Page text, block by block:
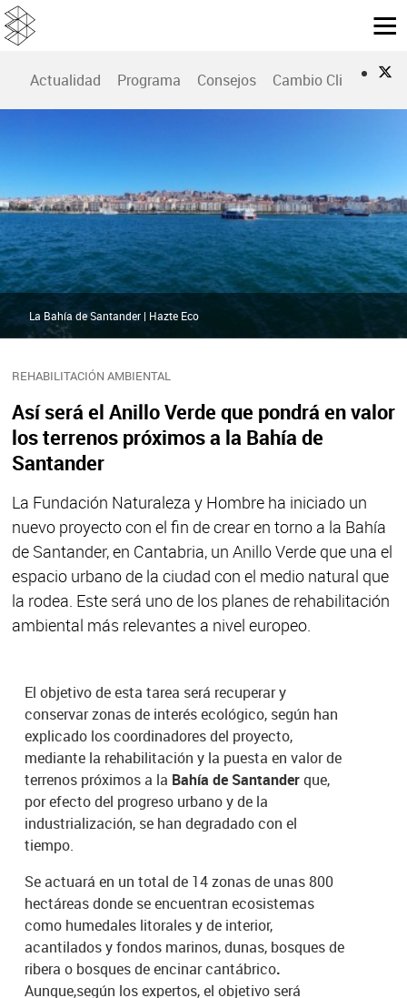
Actualidad Programa Consejos Cambio Climático
REHABILITACIÓN AMBIENTAL
Así será el Anillo Verde que pondrá en valor
los terrenos próximos a la Bahía de
Santander
La Fundación Naturaleza y Hombre ha iniciado un
nuevo proyecto con el fin de crear en torno a la Bahía
de Santander, en Cantabria, un Anillo Verde que una el
espacio urbano de la ciudad con el medio natural que
la rodea. Este será uno de los planes de rehabilitación
ambiental más relevantes a nivel europeo.
La Bahía de Santander | Hazte Eco
El objetivo de esta tarea será recuperar y
conservar zonas de interés ecológico, según han
explicado los coordinadores del proyecto,
mediante la rehabilitación y la puesta en valor de
terrenos próximos a la Bahía de Santanderque,
por efecto del progreso urbano y de la
industrialización, se han degradado con el
tiempo.
Se actuará en un total de 14 zonas de unas 800
hectáreas donde se encuentran ecosistemas
como humedales litorales y de interior,
acantilados y fondos marinos, dunas, bosques de
ribera o bosques de encinar cantábrico.
Aunque,según los expertos, el objetivo será